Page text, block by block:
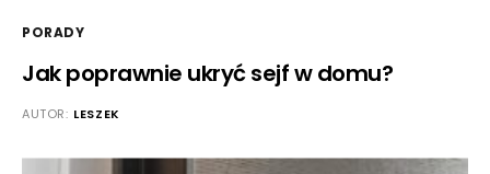
PORADY
Jak poprawnie ukryć sejf w domu?
AUTOR: LESZEK